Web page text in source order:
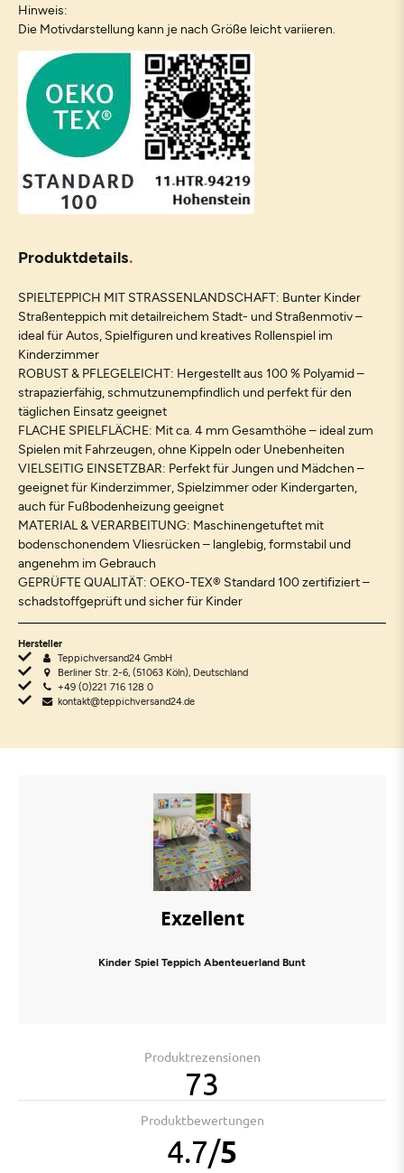
Hinweis:
Die Motivdarstellung kann je nach Größe leicht variieren.
Produktdetails
SPIELTEPPICH MIT STRASSENLANDSCHAFT: Bunter Kinder
Straßenteppich mit detailreichem Stadt- und Straßenmotiv –
ideal für Autos, Spielfiguren und kreatives Rollenspiel im
Kinderzimmer
ROBUST & PFLEGELEICHT: Hergestellt aus 100 % Polyamid –
strapazierfähig, schmutzunempfindlich und perfekt für den
täglichen Einsatz geeignet
FLACHE SPIELFLÄCHE: Mit ca. 4 mm Gesamthöhe – ideal zum
Spielen mit Fahrzeugen, ohne Kippeln oder Unebenheiten
VIELSEITIG EINSETZBAR: Perfekt für Jungen und Mädchen –
geeignet für Kinderzimmer, Spielzimmer oder Kindergarten,
auch für Fußbodenheizung geeignet
MATERIAL & VERARBEITUNG: Maschinengetuftet mit
bodenschonendem Vliesrücken – langlebig, formstabil und
angenehm im Gebrauch
GEPRÜFTE QUALITÄT: OEKO-TEX® Standard 100 zertifiziert –
schadstoffgeprüft und sicher für Kinder
Hersteller
Teppichversand24 GmbH
Berliner Str. 2-6, (51063 Köln), Deutschland
+49 (0)221 716 128 0
kontakt@teppichversand24.de
Exzellent
Kinder Spiel Teppich Abenteuerland Bunt
Produktrezensionen
73
Produktbewertungen
4.7/5